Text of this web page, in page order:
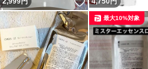
最大10%対象